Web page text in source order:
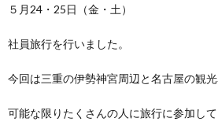
５月24・25日（金・土）
社員旅行を行いました。
今回は三重の伊勢神宮周辺と名古屋の観光
可能な限りたくさんの人に旅行に参加して